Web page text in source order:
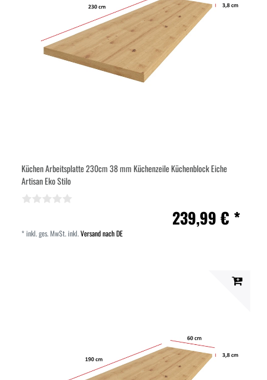
Küchen Arbeitsplatte 230cm 38 mm Küchenzeile Küchenblock Eiche
Artisan Eko Stilo
239,99 € *
*inkl. ges. MwSt.inkl.Versand nach DE